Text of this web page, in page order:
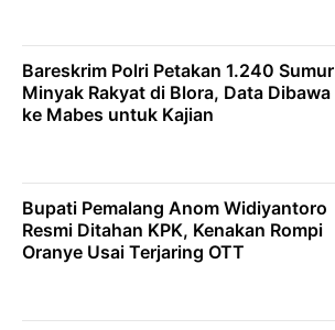
Bareskrim Polri Petakan 1.240 Sumur
Minyak Rakyat di Blora, Data Dibawa
ke Mabes untuk Kajian
Bupati Pemalang Anom Widiyantoro
Resmi Ditahan KPK, Kenakan Rompi
Oranye Usai Terjaring OTT